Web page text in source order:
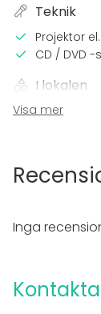
Teknik
Projektor
CD / DVD -
I lokalen
Utrustning
Bröllop
Visa mer
Inga